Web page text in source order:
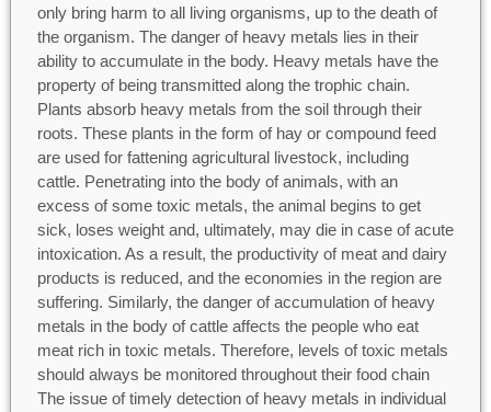
only bring harm to all living organisms, up to the death of
the organism. The danger of heavy metals lies in their
ability to accumulate in the body. Heavy metals have the
property of being transmitted along the trophic chain.
Plants absorb heavy metals from the soil through their
roots. These plants in the form of hay or compound feed
are used for fattening agricultural livestock, including
cattle. Penetrating into the body of animals, with an
excess of some toxic metals, the animal begins to get
sick, loses weight and, ultimately, may die in case of acute
intoxication. As a result, the productivity of meat and dairy
products is reduced, and the economies in the region are
suffering. Similarly, the danger of accumulation of heavy
metals in the body of cattle affects the people who eat
meat rich in toxic metals. Therefore, levels of toxic metals
should always be monitored throughout their food chain
The issue of timely detection of heavy metals in individual